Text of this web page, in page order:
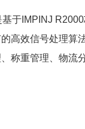
IMPINJ R2000
高效信号处理算
称重管理、物流